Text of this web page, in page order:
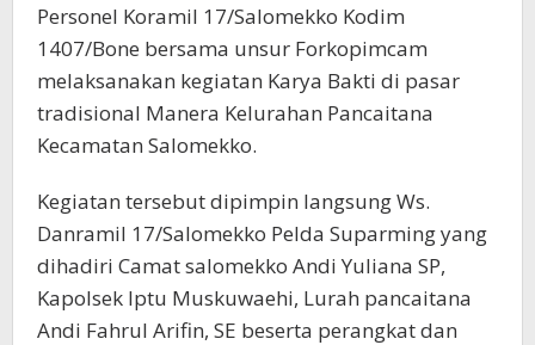
Personel Koramil 17/Salomekko Kodim
1407/Bone bersama unsur Forkopimcam
melaksanakan kegiatan Karya Bakti di pasar
tradisional Manera Kelurahan Pancaitana
Kecamatan Salomekko.
Kegiatan tersebut dipimpin langsung Ws.
Danramil 17/Salomekko Pelda Suparming yang
dihadiri Camat salomekko Andi Yuliana SP,
Kapolsek Iptu Muskuwaehi, Lurah pancaitana
Andi Fahrul Arifin, SE beserta perangkat dan